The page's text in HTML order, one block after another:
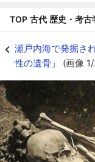
TOP 古代 歴史・考古
瀬戸内海で発掘さ
性の遺骨」 (画像